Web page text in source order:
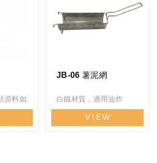
原料如薯泥，芋泥，地瓜泥等放入薯泥杯中擠
JB-06 薯泥網
白鐵材質，適用油炸
VIEW